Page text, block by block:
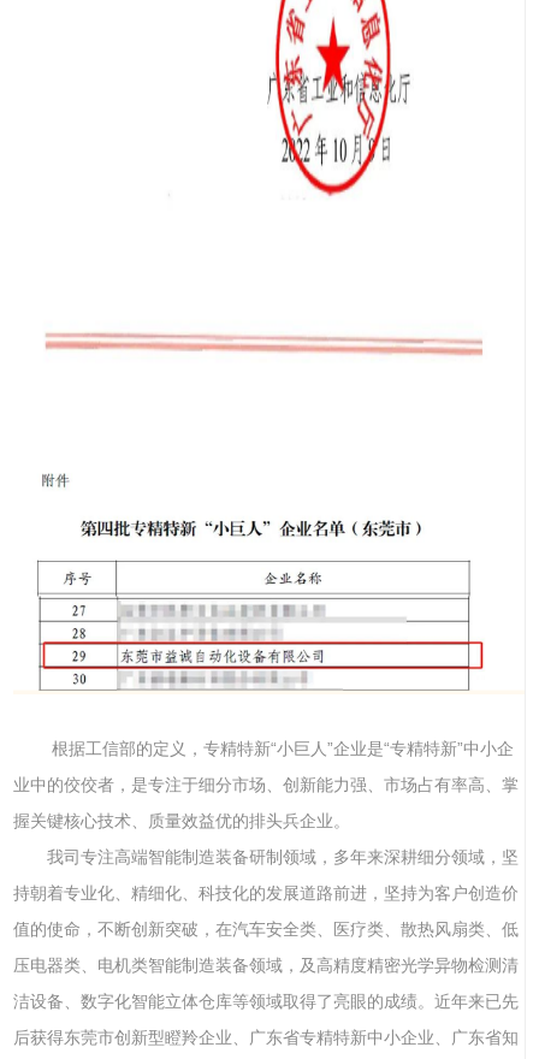
根据工信部的定义，专精特新“小巨人”企业是“专精特新”中小企
业中的佼佼者，是专注于细分市场、创新能力强、市场占有率高、掌
握关键核心技术、质量效益优的排头兵企业。
我司专注高端智能制造装备研制领域，多年来深耕细分领域，坚
持朝着专业化、精细化、科技化的发展道路前进，坚持为客户创造价
值的使命，不断创新突破，在汽车安全类、医疗类、散热风扇类、低
压电器类、电机类智能制造装备领域，及高精度精密光学异物检测清
洁设备、数字化智能立体仓库等领域取得了亮眼的成绩。近年来已先
后获得东莞市创新型瞪羚企业、广东省专精特新中小企业、广东省知